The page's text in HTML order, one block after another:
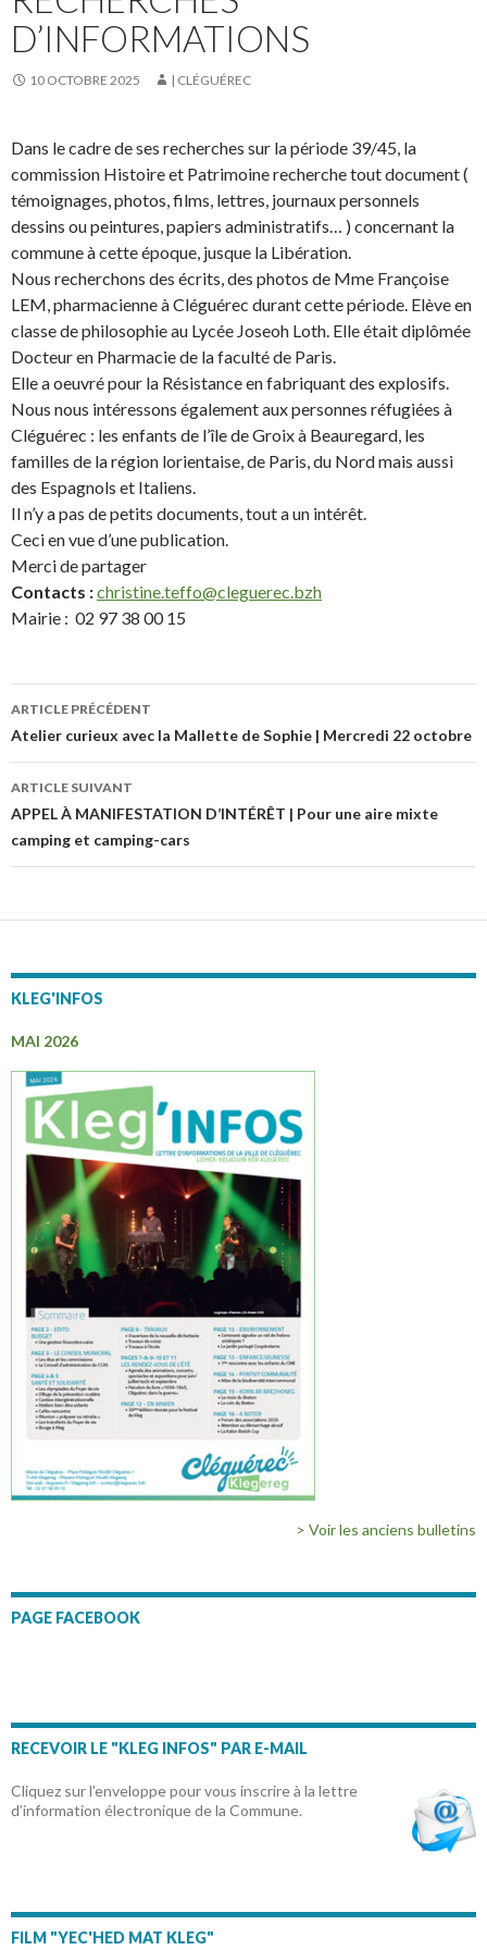
D’INFORMATIONS
10 OCTOBRE 2025 | CLÉGUÉREC
Dans le cadre de ses recherches sur la période 39/45, la
commission Histoire et Patrimoine recherche tout document (
témoignages, photos, films, lettres, journaux personnels
dessins ou peintures, papiers administratifs… ) concernant la
commune à cette époque, jusque la Libération.
Nous recherchons des écrits, des photos de Mme Françoise
LEM, pharmacienne à Cléguérec durant cette période. Elève en
classe de philosophie au Lycée Joseoh Loth. Elle était diplômée
Docteur en Pharmacie de la faculté de Paris.
Elle a oeuvré pour la Résistance en fabriquant des explosifs.
Nous nous intéressons également aux personnes réfugiées à
Cléguérec : les enfants de l’île de Groix à Beauregard, les
familles de la région lorientaise, de Paris, du Nord mais aussi
des Espagnols et Italiens.
Il n’y a pas de petits documents, tout a un intérêt.
Ceci en vue d’une publication.
Merci de partager
Contacts :christine.teffo@cleguerec.bzh
Mairie : 02 97 38 00 15
Navigation
des
articles
ARTICLE PRÉCÉDENT
Atelier curieux avec la Mallette de Sophie | Mercredi 22 octobre
ARTICLE SUIVANT
APPEL À MANIFESTATION D’INTÉRÊT | Pour une aire mixte
camping et camping-cars
KLEG'INFOS
MAI 2026
> Voir les anciens bulletins
PAGE FACEBOOK
RECEVOIR LE "KLEG INFOS" PAR E-MAIL
Cliquez sur l’enveloppe pour vous inscrire à la lettre
d’information électronique de la Commune.
FILM "YEC'HED MAT KLEG"